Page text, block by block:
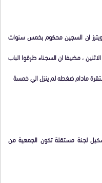
ان السجين محكوم بخمس سنوات
، مضيفا ان السجناء طرقوا الباب
مادام ضغطه لم ينزل الي خمسة
لجنة مستقلة تكون الجمعية من